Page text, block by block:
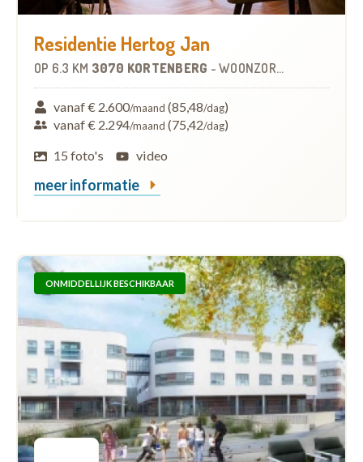
Residentie Hertog Jan
OP 6.3 KM 3070 KORTENBERG - WOONZORGCENTRUM (WZC)
vanaf € 2.600/maand (85,48/dag)
vanaf € 2.294/maand (75,42/dag)
15 foto's
video
meer informatie
ONMIDDELLIJK BESCHIKBAAR